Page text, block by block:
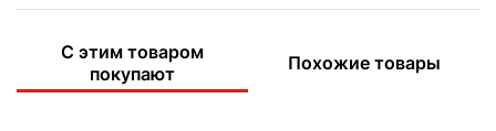
С этим товаром
покупают
Похожие товары